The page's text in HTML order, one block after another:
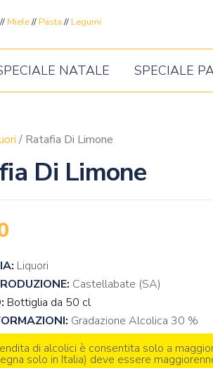
// Miele// Pasta // Legumi
NATALE SPECIALE
/ Ratafia Di Limone
Di Limone
Liquori
Castellabate (SA)
Bottiglia da 50 cl
Gradazione Alcolica 30 %
di alcolici è consentita solo a
solo in Italia) deve essere